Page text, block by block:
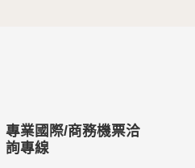
專業國際/商務機票洽
詢專線